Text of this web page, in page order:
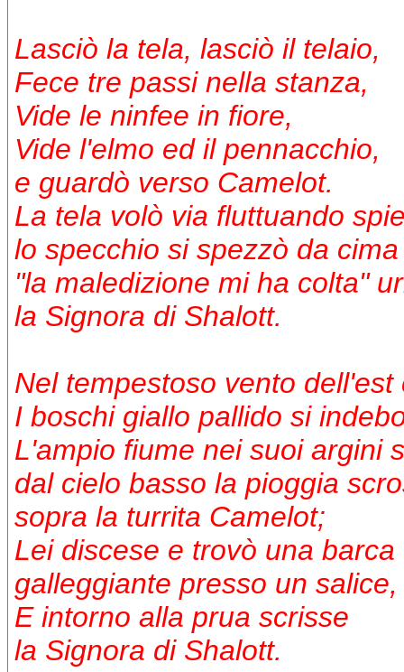
Lasciò la tela, lasciò il telaio,
Fece tre passi nella stanza,
Vide le ninfee in fiore,
Vide l'elmo ed il pennacchio,
e guardò verso Camelot.
La tela volò via fluttuando
lo specchio si spezzò da
"la maledizione mi ha colta"
la Signora di Shalott.
Nel tempestoso vento dell'est
I boschi giallo pallido si
L'ampio fiume nei suoi argini
dal cielo basso la pioggia
sopra la turrita Camelot;
Lei discese e trovò una barca
galleggiante presso un salice,
E intorno alla prua scrisse
la Signora di Shalott.